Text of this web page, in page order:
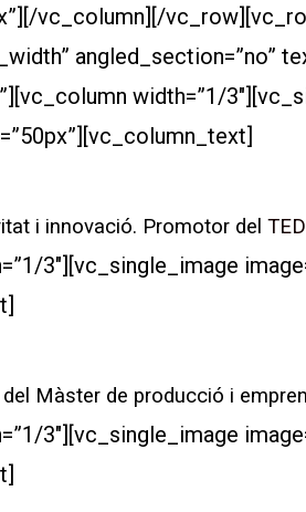
vc_column][/
angled_section=”no”
width=”1/
i innovació. Promotor del
3″][vc_single_image
Màster de producció i
3″][vc_single_image